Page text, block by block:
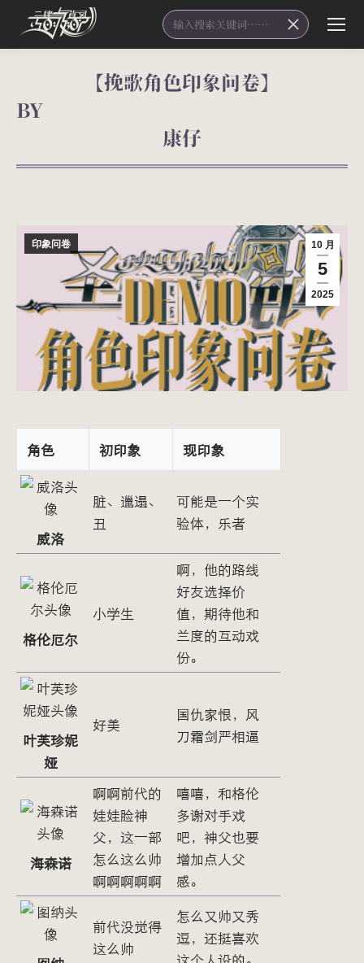
Search:
【挽歌角色印象问卷】
康仔
您在这里：
10 月
5
2025
印象问卷
角色 初印象 现印象
威洛
脏、邋遢、
丑
可能是一个实
验体，乐者
格伦厄尔
小学生
啊，他的路线
好友选择价
值，期待他和
兰度的互动戏
份。
叶芙珍妮
娅
好美
国仇家恨，风
刀霜剑严相逼
海森诺
啊啊前代的
娃娃脸神
父，这一部
怎么这么帅
啊啊啊啊啊
嘻嘻，和格伦
多谢对手戏
吧，神父也要
增加点人父
感。
前代没觉得
这么帅
怎么又帅又秀
逗，还挺喜欢